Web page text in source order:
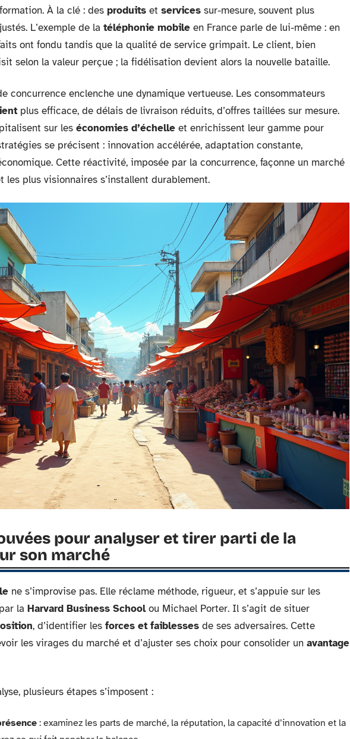
À la clé : des produits et services sur-mesure, souvent plus
L’exemple de la téléphonie mobile en France parle de lui-même : en
ont fondu tandis que la qualité de service grimpait. Le client, bien
selon la valeur perçue ; la fidélisation devient alors la nouvelle bataille.
concurrence enclenche une dynamique vertueuse. Les consommateurs
plus efficace, de délais de livraison réduits, d’offres taillées sur mesure.
sur les économies d’échelle et enrichissent leur gamme pour
se précisent : innovation accélérée, adaptation constante,
Cette réactivité, imposée par la concurrence, façonne un marché
les plus visionnaires s’installent durablement.
pour analyser et tirer parti de la
son marché
ne s’improvise pas. Elle réclame méthode, rigueur, et s’appuie sur les
la Harvard Business Schoolou Michael Porter. Il s’agit de situer
, d’identifier les forces et faiblesses de ses adversaires. Cette
les virages du marché et d’ajuster ses choix pour consolider un avantage
plusieurs étapes s’imposent :
: examinez les parts de marché, la réputation, la capacité d’innovation et la